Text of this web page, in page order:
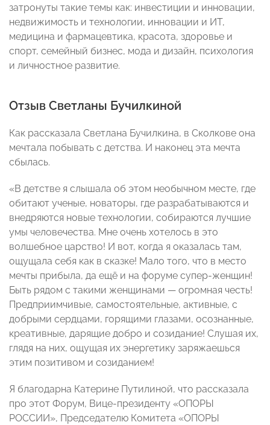
затронуты такие темы как: инвестиции и инновации,
недвижимость и технологии, инновации и ИТ,
медицина и фармацевтика, красота, здоровье и
спорт, семейный бизнес, мода и дизайн, психология
и личностное развитие.
Отзыв Светланы Бучилкиной
Как рассказала Светлана Бучилкина, в Сколкове она
мечтала побывать с детства. И наконец эта мечта
сбылась.
«В детстве я слышала об этом необычном месте, где
обитают ученые, новаторы, где разрабатываются и
внедряются новые технологии, собираются лучшие
умы человечества. Мне очень хотелось в это
волшебное царство! И вот, когда я оказалась там,
ощущала себя как в сказке! Мало того, что в место
мечты прибыла, да ещё и на форуме супер-женщин!
Быть рядом с такими женщинами — огромная честь!
Предприимчивые, самостоятельные, активные, с
добрыми сердцами, горящими глазами, осознанные,
креативные, дарящие добро и созидание! Слушая их,
глядя на них, ощущая их энергетику заряжаешься
этим позитивом и созиданием!
Я благодарна Катерине Путилиной, что рассказала
про этот Форум, Вице-президенту «ОПОРЫ
РОССИИ», Председателю Комитета «ОПОРЫ